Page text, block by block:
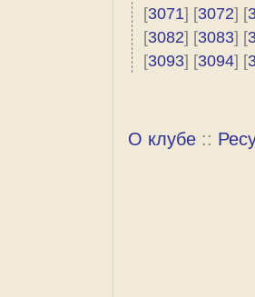
[3071] [3072] [
[3082] [3083] [
[3093] [3094] [
О клубе ::